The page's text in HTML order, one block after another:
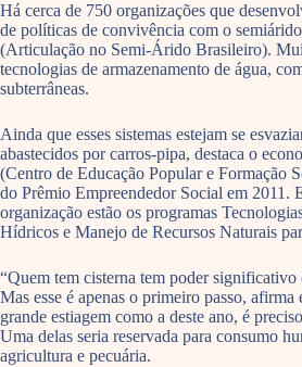
Há cerca de 750 organizações que
de políticas de convivência com o
(Articulação no Semi-Árido Brasileiro).
tecnologias de armazenamento de água,
subterrâneas.
Ainda que esses sistemas estejam se
abastecidos por carros-pipa, destaca o
(Centro de Educação Popular e Formação
do Prêmio Empreendedor Social em 2011.
organização estão os programas
Hídricos e Manejo de Recursos Naturais
“Quem tem cisterna tem poder significativo
Mas esse é apenas o primeiro passo, afirma
grande estiagem como a deste ano, é
Uma delas seria reservada para consumo
agricultura e pecuária.